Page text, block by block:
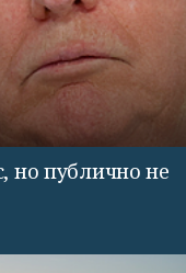
но публично не